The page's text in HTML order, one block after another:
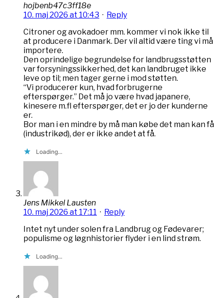
hojbenb47c3ff18e
10. maj 2026 at 10:43 · Reply
Citroner og avokadoer mm. kommer vi nok ikke til
at producere i Danmark. Der vil altid være ting vi må
importere.
Den oprindelige begrundelse for landbrugsstøtten
var forsyningssikkerhed, det kan landbruget ikke
leve op til; men tager gerne i mod støtten.
“Vi producerer kun, hvad forbrugerne
efterspørger.” Det må jo være hvad japanere,
kinesere m.fl efterspørger, det er jo der kunderne
er.
Bor man i en mindre by må man købe det man kan få
(industrikød), der er ikke andet at få.
Loading...
Jens Mikkel Lausten
10. maj 2026 at 17:11 · Reply
Intet nyt under solen fra Landbrug og Fødevarer;
populisme og løgnhistorier flyder i en lind strøm.
Loading...